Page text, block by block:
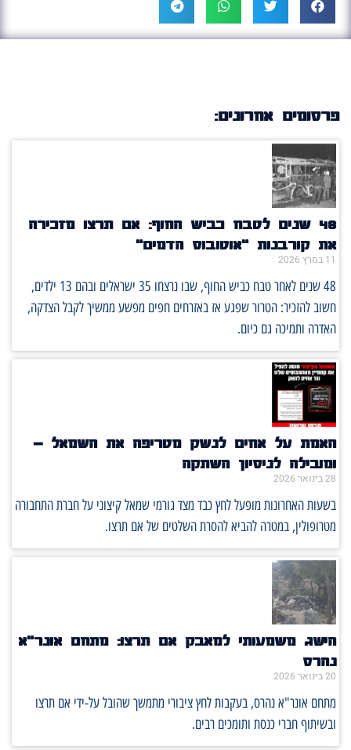
פרסומים אחרונים:
48 שנים לטבח כביש החוף: אם תרצו מזכירה
את קורבנות “אוטובוס הדמים”
11 במרץ 2026
48 שנים לאחר טבח כביש החוף, שבו נרצחו 35 ישראלים ובהם 13 ילדים,
חשוב להזכיר: הטרור שפגע אז באזרחים חפים מפשע ממשיך לקבל הצדקה,
האדרה ותמיכה גם כיום.
האמת על אחים לנשק מטריפה את השמאל –
ומובילה לניסיון השתקה
28 בינואר 2026
בשעות האחרונות מופעל לחץ כבד מצד גורמי שמאל קיצוני על חברת התחבורה
מטרופולין, במטרה להביא להסרת השלטים של אם תרצו.
הישג משמעותי למאבק אם תרצו: מתחם אונר״א
נהרס
20 בינואר 2026
מתחם אונר"א נהרס, בעקבות לחץ ציבורי מתמשך שהובל על-ידי אם תרצו
ובשיתוף חברי כנסת ותומכים רבים.